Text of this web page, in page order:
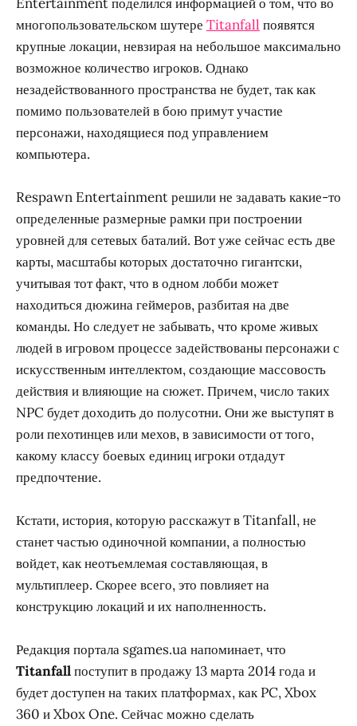
многопользовательском шутере Titanfall появятся
крупные локации, невзирая на небольшое максимально
возможное количество игроков. Однако
незадействованного пространства не будет, так как
помимо пользователей в бою примут участие
персонажи, находящиеся под управлением
компьютера.
Respawn Entertainment решили не задавать какие-то
определенные размерные рамки при построении
уровней для сетевых баталий. Вот уже сейчас есть две
карты, масштабы которых достаточно гигантски,
учитывая тот факт, что в одном лобби может
находиться дюжина геймеров, разбитая на две
команды. Но следует не забывать, что кроме живых
людей в игровом процессе задействованы персонажи с
искусственным интеллектом, создающие массовость
действия и влияющие на сюжет. Причем, число таких
NPC будет доходить до полусотни. Они же выступят в
роли пехотинцев или мехов, в зависимости от того,
какому классу боевых единиц игроки отдадут
предпочтение.
Кстати, история, которую расскажут в Titanfall, не
станет частью одиночной компании, а полностью
войдет, как неотъемлемая составляющая, в
мультиплеер. Скорее всего, это повлияет на
конструкцию локаций и их наполненность.
Редакция портала sgames.ua напоминает, что
Titanfallпоступит в продажу 13 марта 2014 года и
будет доступен на таких платформах, как PC, Xbox
360 и Xbox One. Сейчас можно сделать